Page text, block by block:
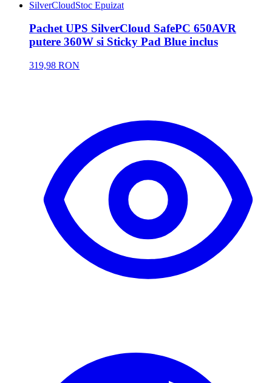
SilverCloudStoc Epuizat
Pachet UPS SilverCloud SafePC 650AVR
putere 360W si Sticky Pad Blue inclus
319,98 RON